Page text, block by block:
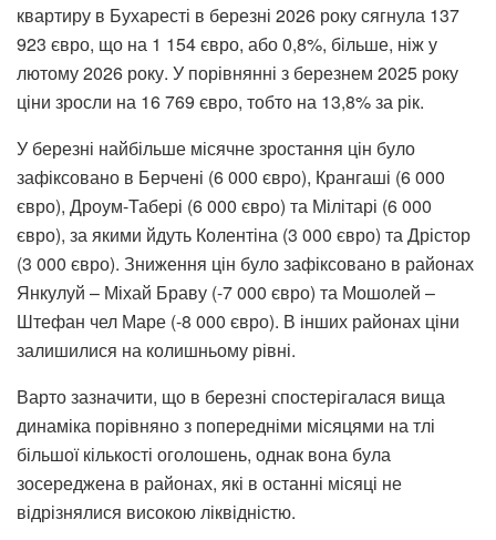
квартиру в Бухаресті в березні 2026 року сягнула 137
923 євро, що на 1 154 євро, або 0,8%, більше, ніж у
лютому 2026 року. У порівнянні з березнем 2025 року
ціни зросли на 16 769 євро, тобто на 13,8% за рік.
У березні найбільше місячне зростання цін було
зафіксовано в Берчені (6 000 євро), Крангаші (6 000
євро), Дроум-Табері (6 000 євро) та Мілітарі (6 000
євро), за якими йдуть Колентіна (3 000 євро) та Дрістор
(3 000 євро). Зниження цін було зафіксовано в районах
Янкулуй – Міхай Браву (-7 000 євро) та Мошолей –
Штефан чел Маре (-8 000 євро). В інших районах ціни
залишилися на колишньому рівні.
Варто зазначити, що в березні спостерігалася вища
динаміка порівняно з попередніми місяцями на тлі
більшої кількості оголошень, однак вона була
зосереджена в районах, які в останні місяці не
відрізнялися високою ліквідністю.